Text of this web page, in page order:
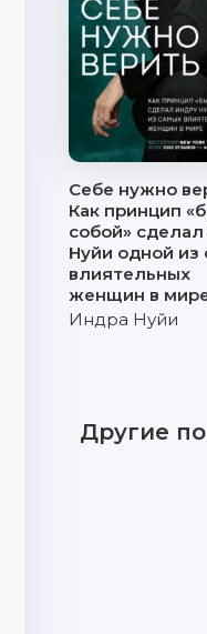
Себе нужно
Как принцип
собой»
Нуйи одной из
влиятельных
женщин в
Индра Нуйи
Другие